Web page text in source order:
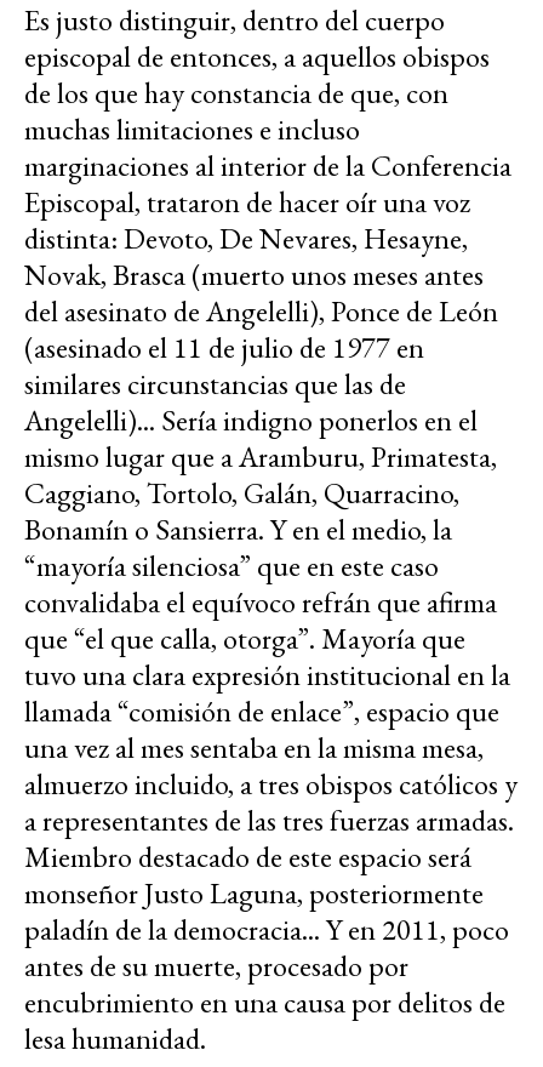
Es justo distinguir, dentro del cuerpo
episcopal de entonces, a aquellos obispos
de los que hay constancia de que, con
muchas limitaciones e incluso
marginaciones al interior de la Conferencia
Episcopal, trataron de hacer oír una voz
distinta: Devoto, De Nevares, Hesayne,
Novak, Brasca (muerto unos meses antes
del asesinato de Angelelli), Ponce de León
(asesinado el 11 de julio de 1977 en
similares circunstancias que las de
Angelelli)... Sería indigno ponerlos en el
mismo lugar que a Aramburu, Primatesta,
Caggiano, Tortolo, Galán, Quarracino,
Bonamín o Sansierra. Y en el medio, la
“mayoría silenciosa” que en este caso
convalidaba el equívoco refrán que afirma
que “el que calla, otorga”. Mayoría que
tuvo una clara expresión institucional en la
llamada “comisión de enlace”, espacio que
una vez al mes sentaba en la misma mesa,
almuerzo incluido, a tres obispos católicos y
a representantes de las tres fuerzas armadas.
Miembro destacado de este espacio será
monseñor Justo Laguna, posteriormente
paladín de la democracia... Y en 2011, poco
antes de su muerte, procesado por
encubrimiento en una causa por delitos de
lesa humanidad.